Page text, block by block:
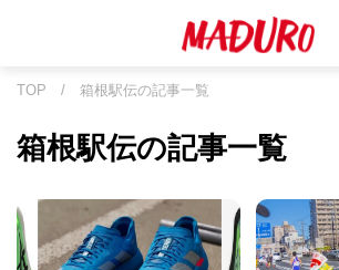
TOP / 箱根駅伝の記事一覧
箱根駅伝の記事一覧